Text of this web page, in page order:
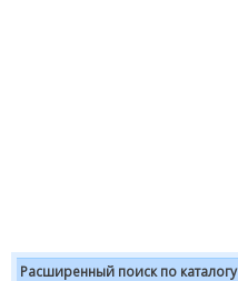
Расширенный поиск по каталогу